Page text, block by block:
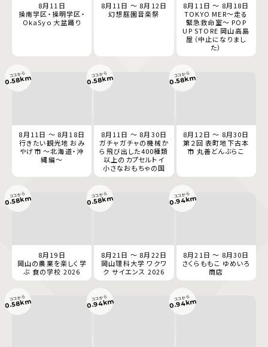
8月11日
操南学区・操明学区・
OkaSyo 大盆踊り
8月11日 ～ 8月12日
幻想庭園音楽祭
8月11日 ～ 8月18日
TOKYO MER～走る
緊急救命室～ POP
UP STORE 岡山高島
屋（中止になりまし
た）
8月11日 ～ 8月18日
行きたい観光地 おみ
やげ市 ～北海道・沖
縄編～
ココから
0.58km
8月11日 ～ 8月30日
ガチャガチャの機械か
ら飛び出した400種類
以上のカプセルトイ
小さなおもちゃの国
ココから
0.58km
8月12日 ～ 8月30日
第２回 表町地下古本
市 丸善どんぶらこ
ココから
0.58km
8月19日
岡山の農業を楽しく学
ぶ 食の学校 2026
ココから
0.58km
8月21日 ～ 8月22日
岡山理科大学 ワクワ
ク サイエンス 2026
ココから
0.58km
8月21日 ～ 8月30日
さくらももこ ゆめいろ
商店
ココから
0.94km
ココから
0.58km ココから
0.94km ココから
0.94km